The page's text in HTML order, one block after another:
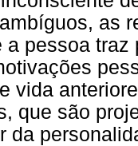
as
a pessoa
vida
que são
da